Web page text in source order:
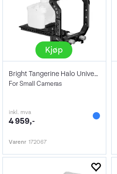
Kjøp
Bright Tangerine Halo Universal Base Kit
For Small Cameras
inkl. mva
4 959,-
Varenr 172067